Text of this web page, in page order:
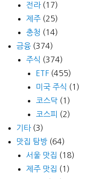
전라(17)
제주 (25)
충청 (14)
금융 (374)
주식 (374)
ETF (455)
미국 주식 (1)
코스닥 (1)
코스피 (2)
기타(3)
맛집 탐방 (64)
서울 맛집 (18)
제주 맛집 (1)